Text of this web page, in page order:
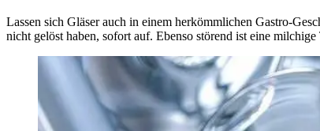
Lassen sich Gläser auch in einem herkömmlichen Gastro-
nicht gelöst haben, sofort auf. Ebenso störend ist eine